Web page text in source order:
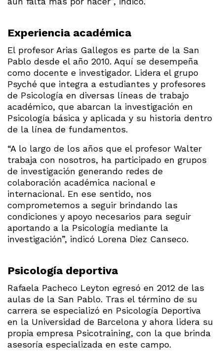
Experiencia académica
El profesor Arias Gallegos es parte de la San
Pablo desde el año 2010. Aquí se desempeña
como docente e investigador. Lidera el grupo
Psyché que integra a estudiantes y profesores
de Psicología en diversas líneas de trabajo
académico, que abarcan la investigación en
Psicología básica y aplicada y su historia dentro
de la línea de fundamentos.
“A lo largo de los años que el profesor Walter
trabaja con nosotros, ha participado en grupos
de investigación generando redes de
colaboración académica nacional e
internacional. En ese sentido, nos
comprometemos a seguir brindando las
condiciones y apoyo necesarios para seguir
aportando a la Psicología mediante la
investigación”, indicó Lorena Diez Canseco.
Psicología deportiva
Rafaela Pacheco Leyton egresó en 2012 de las
aulas de la San Pablo. Tras el término de su
carrera se especializó en Psicología Deportiva
en la Universidad de Barcelona y ahora lidera su
propia empresa Psicotraining, con la que brinda
asesoría especializada en este campo.